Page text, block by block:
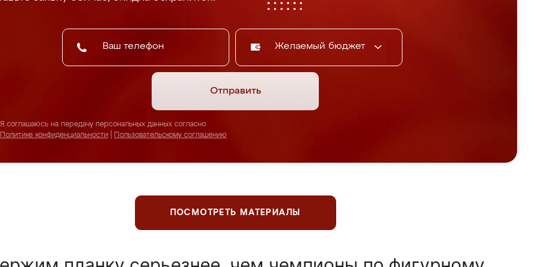
Желаемый бюджет
Отправить
Я соглашаюсь на передачу персональных данных согласно
Политике конфиденциальности
Пользовательскому соглашению
ПОСМОТРЕТЬ МАТЕРИАЛЫ